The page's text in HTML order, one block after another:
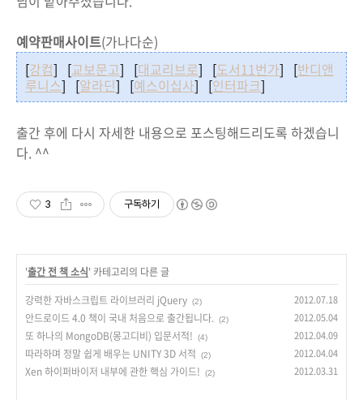
예약판매사이트(가나다순)
[강컴] [교보문고] [대교리브로] [도서11번가] [반디앤
루니스] [알라딘] [예스이십사] [인터파크]
출간 후에 다시 자세한 내용으로 포스팅해드리도록 하겠습니
다. ^^
3 구독하기
'출간 전 책 소식' 카테고리의 다른 글
강력한 자바스크립트 라이브러리 jQuery (2) 2012.07.18
안드로이드 4.0 책이 국내 처음으로 출간됩니다. (2) 2012.05.04
또 하나의 MongoDB(몽고디비) 입문서적! (4) 2012.04.09
따라하며 정말 쉽게 배우는 UNITY 3D 서적 (2) 2012.04.04
Xen 하이퍼바이저 내부에 관한 핵심 가이드! (2) 2012.03.31